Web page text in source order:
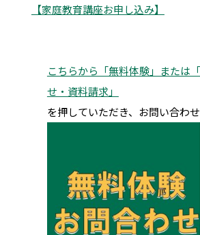
【家庭教育講座お申し込み】
こちらから「無料体験」または
せ・資料請求」
を押していただき、お問い合わ